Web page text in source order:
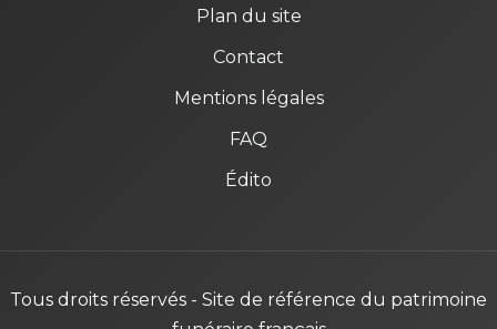
Plan du site
Contact
Mentions légales
FAQ
Édito
Tous droits réservés - Site de référence du patrimoine